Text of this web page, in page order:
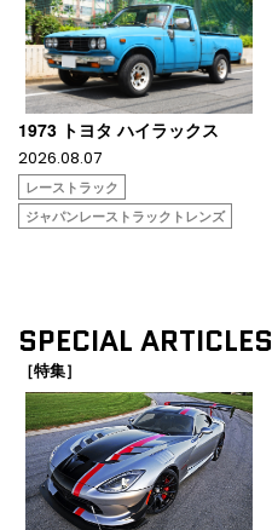
1973 トヨタ ハイラックス
2026.08.07
レーストラック
ジャパンレーストラックトレンズ
SPECIAL ARTICLES
［特集］